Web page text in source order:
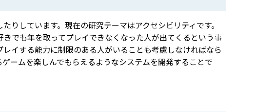
りしています。現在の研究テーマはアクセシビリティです。
でも年を取ってプレイできなくなった人が出てくるという事
イする能力に制限のある人がいることも考慮しなければなら
ームを楽しんでもらえるようなシステムを開発することで